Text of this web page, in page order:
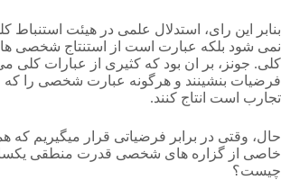
بنابر این رای، استدلال علمی در هیئت
نمی شود بلکه عبارت است از استنتاج شخصی
کلی. جونز، بر ان بود که کثیری از عبارات کلی
فرضیات بنشینند و هرگونه عبارت شخصی را که
تجارب است انتاج کنند.
حال، وقتی در برابر فرضیاتی قرار میگیریم که
خاصی از گزاره های شخصی قدرت منطقی یکسان
چیست؟